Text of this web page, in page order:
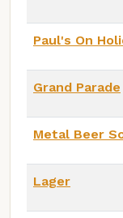
Paul's On
Grand Parade
Metal Beer
Lager